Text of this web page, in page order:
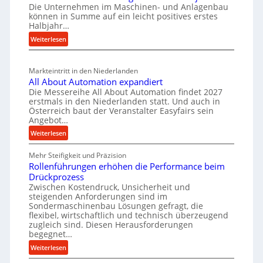
e
n
n
z
e
u
p
r
o
e
s
s
s
h
a
f
t
i
g
t
s
i
c
h
b
e
r
i
a
l
e
r
s
o
u
n
g
e
n
t
s
p
a
n
n
Die Unternehmen im Maschinen- und Anlagenbau
können in Summe auf ein leicht positives erstes
Halbjahr…
Weiterlesen:
M
s
c
h
i
n
e
n
a
u
B
e
s
t
e
l
Markteintritt in den Niederlanden
All About Automation expandiert
Die Messereihe All About Automation findet 2027
erstmals in den Niederlanden statt. Und auch in
Österreich baut der Veranstalter Easyfairs sein
Angebot…
Weiterlesen:
A
l
l
A
b
o
u
t
u
t
Mehr Steifigkeit und Präzision
Rollenführungen erhöhen die Performance beim
Drückprozess
Zwischen Kostendruck, Unsicherheit und
steigenden Anforderungen sind im
Sondermaschinenbau Lösungen gefragt, die
flexibel, wirtschaftlich und technisch überzeugend
zugleich sind. Diesen Herausforderungen
begegnet…
Weiterlesen:
R